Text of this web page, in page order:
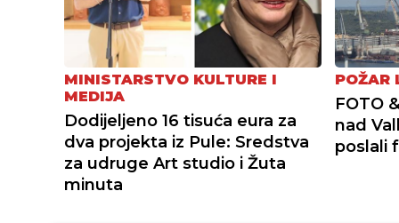
MINISTARSTVO KULTURE I
MEDIJA
Dodijeljeno 16 tisuća eura za
dva projekta iz Pule: Sredstva
za udruge Art studio i Žuta
minuta
POŽAR
FOTO
nad
poslali